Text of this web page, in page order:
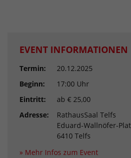
EVENT INFORMATIONEN
Termin:
20.12.2025
Beginn:
17:00 Uhr
Eintritt:
ab € 25,00
Adresse:
RathausSaal Telfs
Eduard-Wallnöfer-
6410 Telfs
» Mehr Infos zum Event